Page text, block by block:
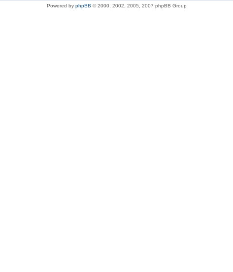
Powered by phpBB © 2000, 2002, 2005, 2007 phpBB Group